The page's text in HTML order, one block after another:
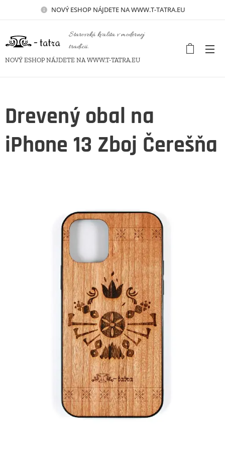
NOVÝESHOP NÁJDETE NA WWW.T-TATRA.EU
Staroveká kvalita v modernej
tradícii.
NOVÝ ESHOP NÁJDETE NA WWW.T-TATRA.EU
Drevený obal na
iPhone 13 Zboj Čerešňa